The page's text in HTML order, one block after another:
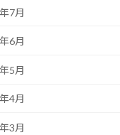
7月
6月
5月
4月
3月